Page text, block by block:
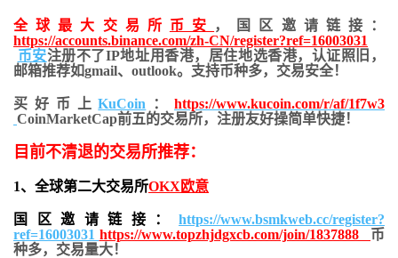
全球最大交易所 币安
，国区邀请链接：
https://accounts.binance.com/zh-CN/register?ref=16003031
币安注册不了IP地址用香港，居住地选香港，认证照旧，
邮箱推荐如gmail、outlook。支持币种多，交易安全！
买好币上KuCoin ：https://www.kucoin.com/r/af/1f7w3
CoinMarketCap前五的交易所，注册友好操简单快捷！
目前不清退的交易所推荐：
1、全球第二大交易所OKX欧意
国区邀请链接： https://www.bsmkweb.cc/register?
ref=16003031 https://www.topzhjdgxcb.com/join/1837888 币
种多，交易量大！